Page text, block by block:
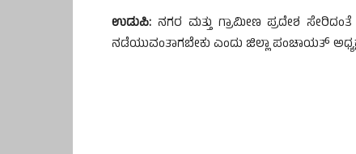
ಉಡುಪಿ: ನಗರ ಮತ್ತು ಗ್ರಾಮೀಣ ಪ್ರದೇಶ
ನಡೆಯುವಂತಾಗಬೇಕು ಎಂದು ಜಿಲ್ಲಾ ಪಂಚಾಯತ್